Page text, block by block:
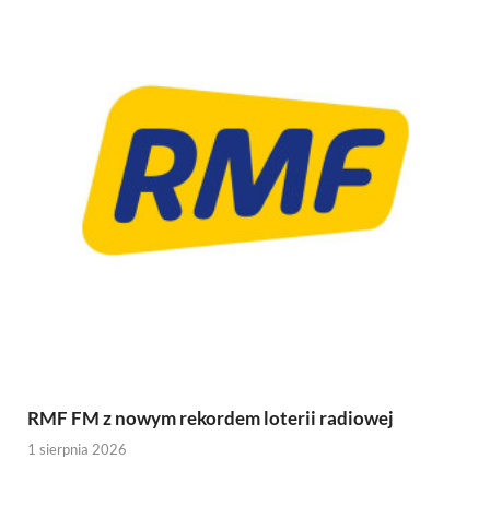
RMF FM z nowym rekordem loterii radiowej
1 sierpnia 2026